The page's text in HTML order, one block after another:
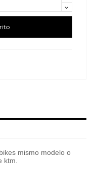
mismo modelo o
ktm.